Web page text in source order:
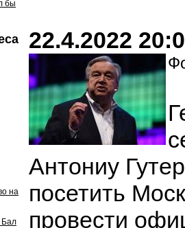
бы
на
Бал
22.4.2022
Антониу
посетить
провести